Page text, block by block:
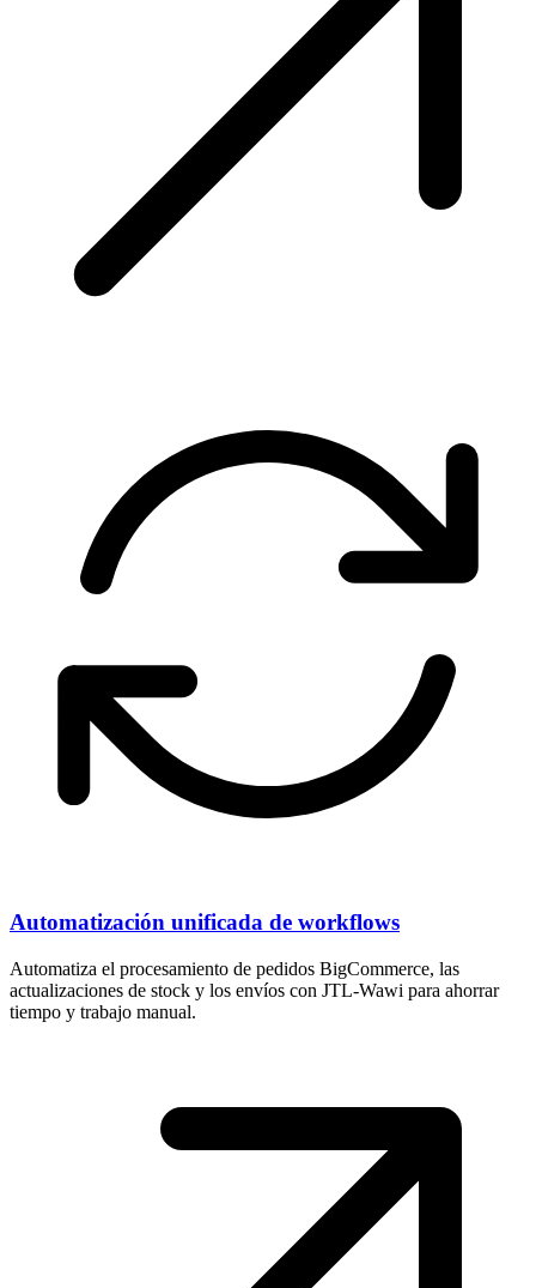
Automatización unificada de workflows
Automatiza el procesamiento de pedidos BigCommerce, las
actualizaciones de stock y los envíos con JTL-Wawi para ahorrar
tiempo y trabajo manual.